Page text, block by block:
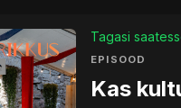
Tagasi
EPISOOD
Kas